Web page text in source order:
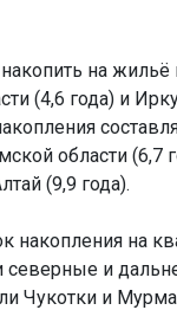
на жильё
(4,6 года) и
области (6,7
(9,9 года).
накопления на
северные и
Чукотки и